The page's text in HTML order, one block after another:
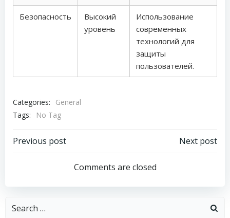
Безопасность
Высокий
уровень
Использование
современных
технологий для
защиты
пользователей.
Categories:
General
Tags:
No Tag
Post
navigation
Previous post
navigation
Next post
Comments are closed
Search